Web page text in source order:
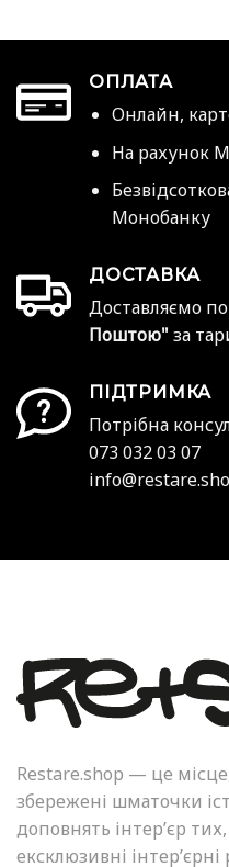
ОПЛАТА
Онлайн,
На рахунок
Монобанку
ДОСТАВКА
Доставляємо по
Поштою" за
ПІДТРИМКА
Потрібна
073 032 03 07
Restare.shop — це
збережені шматочки
доповнять інтер’єр
ексклюзивні